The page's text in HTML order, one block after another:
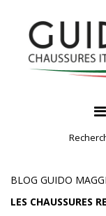
BLOG GUIDO MAGGI
LES CHAUSSURES